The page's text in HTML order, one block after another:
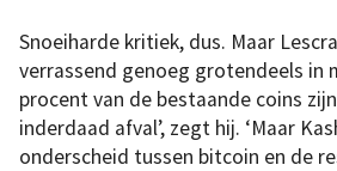
Snoeiharde kritiek, dus. Maar
verrassend genoeg grotendeels in
procent van de bestaande coins
inderdaad afval’, zegt hij. ‘Maar
onderscheid tussen bitcoin en de